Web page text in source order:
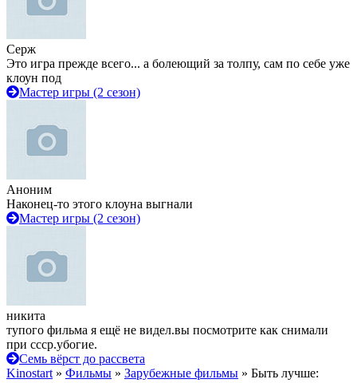
Серж
Это игра прежде всего... а болеющий за толпу, сам по себе уже
клоун под
Мастер игры (2 сезон)
Аноним
Наконец-то этого клоуна выгнали
Мастер игры (2 сезон)
никита
тупого фильма я ещё не видел.вы посмотрите как снимали
при ссср.убогие.
Семь вёрст до рассвета
Kinostart » Фильмы » Зарубежные фильмы » Быть лучше: